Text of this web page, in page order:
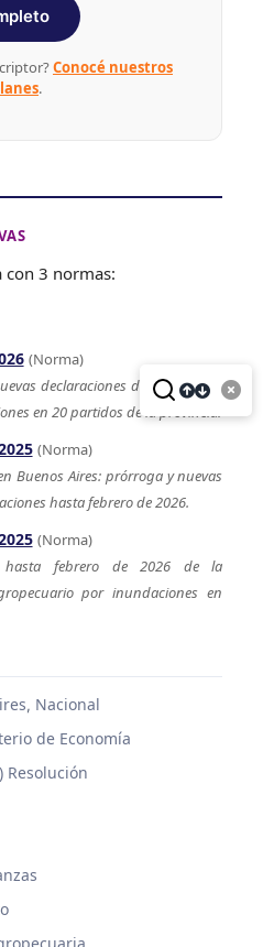
Conocé nuestros
.
con 3 normas:
(Norma)
declaraciones de emergencia
en 20 partidos de la provincia.
(Norma)
Buenos Aires: prórroga y nuevas
hasta febrero de 2026.
(Norma)
hasta febrero de 2026 de la
por inundaciones en
, Nacional
de Economía
Resolución